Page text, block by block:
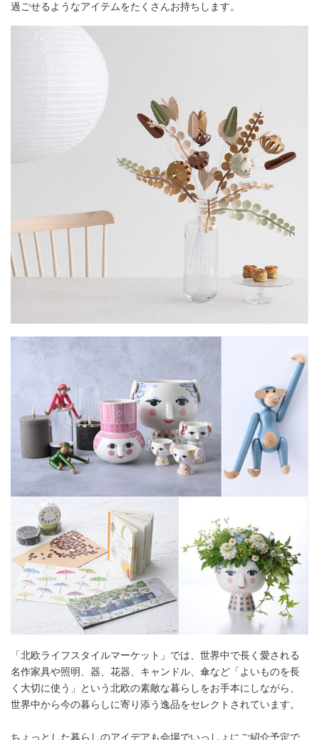
過ごせるようなアイテムをたくさんお持ちします。
「北欧ライフスタイルマーケット」では、世界中で長く愛される
名作家具や照明、器、花器、キャンドル、傘など「よいものを長
く大切に使う」という北欧の素敵な暮らしをお手本にしながら、
世界中から今の暮らしに寄り添う逸品をセレクトされています。
ちょっとした暮らしのアイデアも会場でいっしょにご紹介予定で